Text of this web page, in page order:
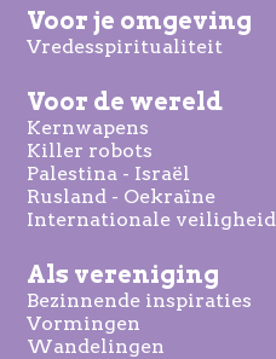
Voor je omgeving
Vredesspiritualiteit
Voor de wereld
Kernwapens
Killer robots
Palestina - Israël
Rusland - Oekraïne
Internationale veiligheid
Als vereniging
Bezinnende inspiraties
Vormingen
Wandelingen